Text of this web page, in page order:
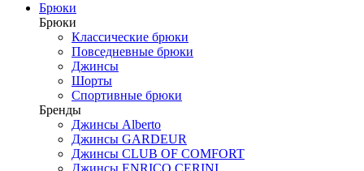
Брюки
Брюки
Классические брюки
Повседневные брюки
Джинсы
Шорты
Спортивные брюки
Бренды
Джинсы Alberto
Джинсы GARDEUR
Джинсы CLUB OF COMFORT